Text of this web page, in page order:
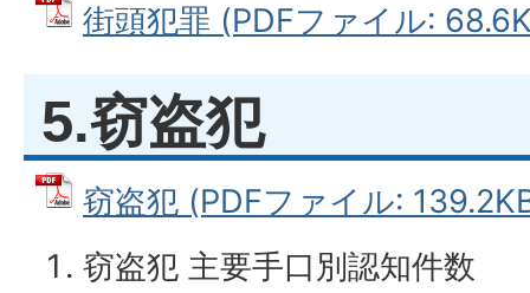
街頭犯罪 (PDFファイル:
5.窃盗犯
窃盗犯 (PDFファイル:
窃盗犯 主要手口別認知件数